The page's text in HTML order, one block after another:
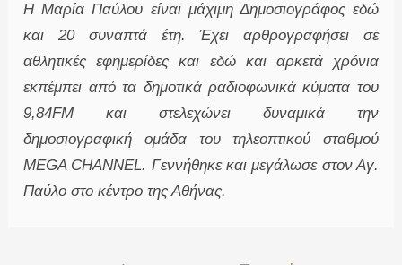
Η Μαρία Παύλου είναι μάχιμη Δημοσιογράφος εδώ
και 20 συναπτά έτη. Έχει αρθρογραφήσει σε
αθλητικές εφημερίδες και εδώ και αρκετά χρόνια
εκπέμπει από τα δημοτικά ραδιοφωνικά κύματα του
9,84FM και στελεχώνει δυναμικά την
δημοσιογραφική ομάδα του τηλεοπτικού σταθμού
MEGA CHANNEL. Γεννήθηκε και μεγάλωσε στον Αγ.
Παύλο στο κέντρο της Αθήνας.